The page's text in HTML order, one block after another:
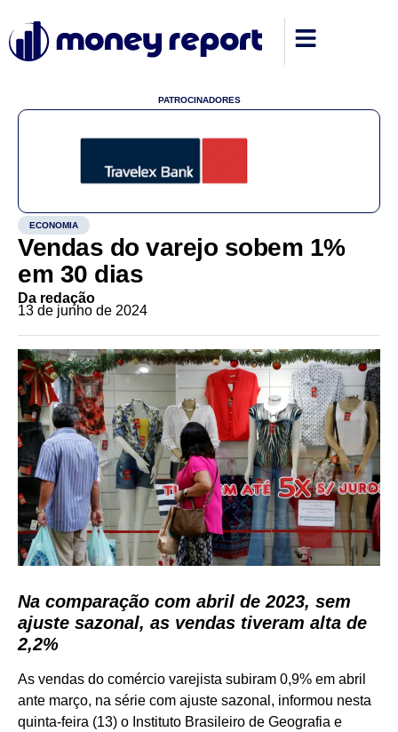
PATROCINADORES
ECONOMIA
Vendas do varejo sobem 1%
em 30 dias
Da redação
13 de junho de 2024
Na comparação com abril de 2023, sem
ajuste sazonal, as vendas tiveram alta de
2,2%
As vendas do comércio varejista subiram 0,9% em abril
ante março, na série com ajuste sazonal, informou nesta
quinta-feira (13) o Instituto Brasileiro de Geografia e